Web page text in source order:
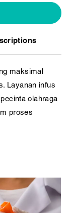
maksimal
Layanan infus
olahraga
proses
dan